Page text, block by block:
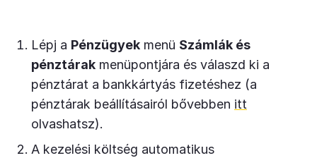
Lépj a Pénzügyek menü Számlák és
pénztárak menüpontjára és válaszd ki a
pénztárat a bankkártyás fizetéshez (a
pénztárak beállításairól bővebben itt
olvashatsz).
A kezelési költség automatikus